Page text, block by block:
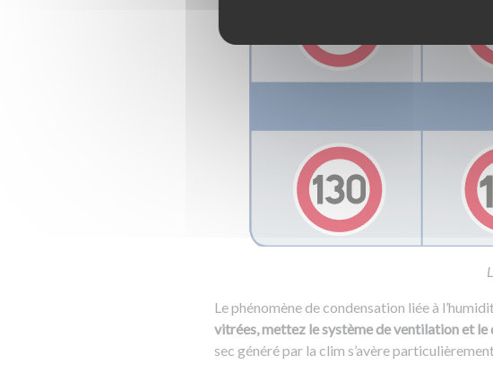
Le phénomène de condensation liée à
vitrées, mettez le système de ventilation et
sec généré par la clim s’avère